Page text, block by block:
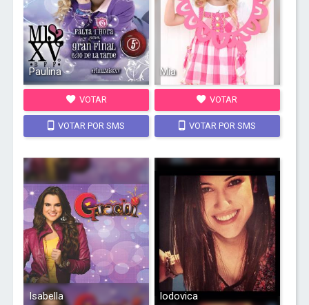
Paulina
VOTAR
VOTAR POR SMS
Mia
VOTAR
VOTAR POR SMS
Isabella lodovica